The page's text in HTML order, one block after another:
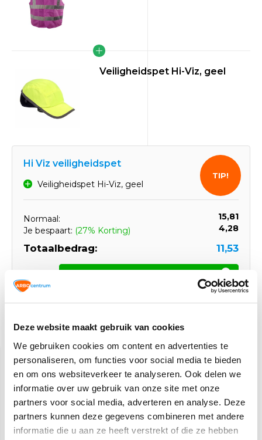
Deze website maakt gebruik van cookies
We gebruiken cookies om content en advertenties te
personaliseren, om functies voor social media te bieden
en om ons websiteverkeer te analyseren. Ook delen we
informatie over uw gebruik van onze site met onze
partners voor social media, adverteren en analyse. Deze
partners kunnen deze gegevens combineren met andere
informatie die u aan ze heeft verstrekt of die ze hebben
Veiligheidspet Hi-Viz, geel
Hi Viz veiligheidspet
Veiligheidspet Hi-Viz, geel
Normaal:
15,81
Je bespaart: (27% Korting) 4,28
Totaalbedrag: 11,53
TIP!
Toevoegen aan winkelwagen
Gerelateerde producten